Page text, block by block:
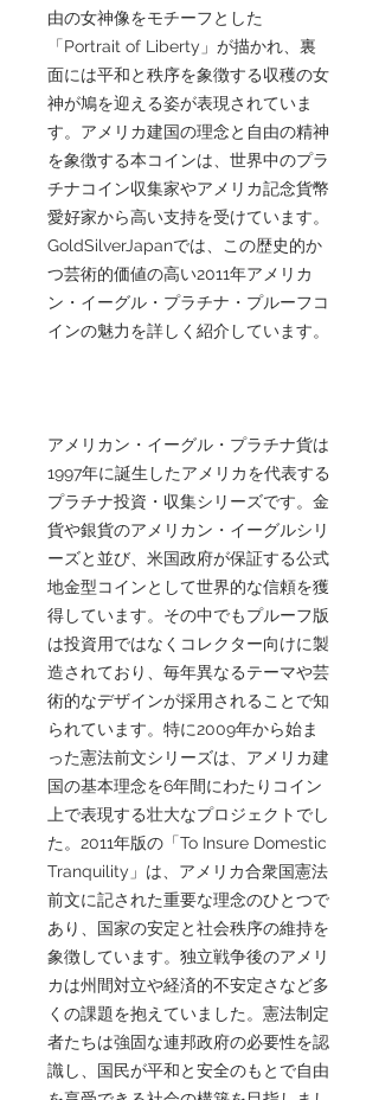
由の女神像をモチーフとした
「Portrait of Liberty」が描かれ、裏
面には平和と秩序を象徴する収穫の女
神が鳩を迎える姿が表現されていま
す。アメリカ建国の理念と自由の精神
を象徴する本コインは、世界中のプラ
チナコイン収集家やアメリカ記念貨幣
愛好家から高い支持を受けています。
GoldSilverJapanでは、この歴史的か
つ芸術的価値の高い2011年アメリカ
ン・イーグル・プラチナ・プルーフコ
インの魅力を詳しく紹介しています。
アメリカン・イーグル・プラチナ貨は
1997年に誕生したアメリカを代表する
プラチナ投資・収集シリーズです。金
貨や銀貨のアメリカン・イーグルシリ
ーズと並び、米国政府が保証する公式
地金型コインとして世界的な信頼を獲
得しています。その中でもプルーフ版
は投資用ではなくコレクター向けに製
造されており、毎年異なるテーマや芸
術的なデザインが採用されることで知
られています。特に2009年から始ま
った憲法前文シリーズは、アメリカ建
国の基本理念を6年間にわたりコイン
上で表現する壮大なプロジェクトでし
た。2011年版の「To Insure Domestic
Tranquility」は、アメリカ合衆国憲法
前文に記された重要な理念のひとつで
あり、国家の安定と社会秩序の維持を
象徴しています。独立戦争後のアメリ
カは州間対立や経済的不安定さなど多
くの課題を抱えていました。憲法制定
者たちは強固な連邦政府の必要性を認
識し、国民が平和と安全のもとで自由